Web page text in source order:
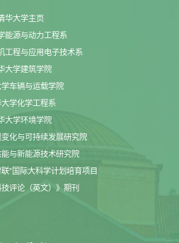
华大学主页
能源与动力工程系
工程与应用电子技术系
大学建筑学院
车辆与运载学院
学化学工程系
大学环境学院
化与可持续发展研究院
与新能源技术研究院
”国际大科学计划培育项目
技评论（英文）》期刊